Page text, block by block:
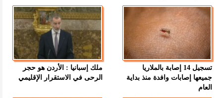
تسجيل 14 إصابة بالملاريا
جميعها إصابات وافدة منذ بداية
العام
ملك إسبانيا : الأردن هو حجر
الرحى في الاستقرار الإقليمي